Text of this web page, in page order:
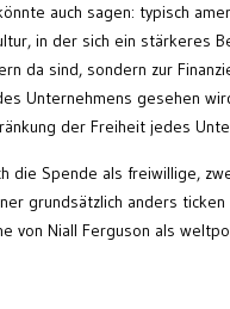
auch sagen: typisch
in der sich ein stärkeres
da sind, sondern zur
Unternehmens gesehen
der Freiheit jedes
die Spende als freiwillige,
grundsätzlich anders
von Niall Ferguson als